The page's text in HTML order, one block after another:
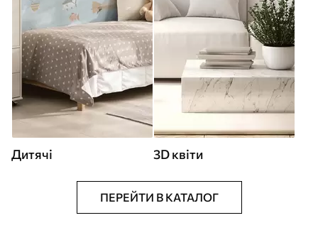
Дитячі 3D квіти
ПЕРЕЙТИ В КАТАЛОГ